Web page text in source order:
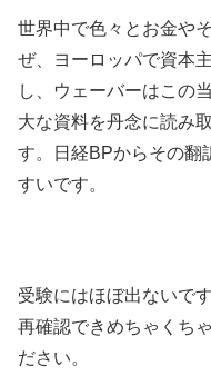
世界中で色々とお金や
ぜ、ヨーロッパで資本
し、ウェーバーはこの
大な資料を丹念に読み
す。日経BPからその翻
すいです。
受験にはほぼ出ないで
再確認できめちゃくち
ださい。